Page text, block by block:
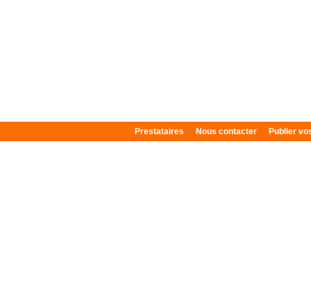
Prestataires Nous contacter Publier